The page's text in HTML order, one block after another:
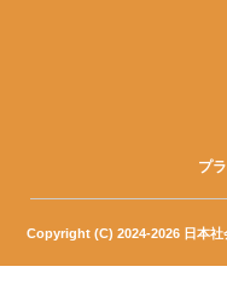
プ
Copyright (C) 2024-2026 日本